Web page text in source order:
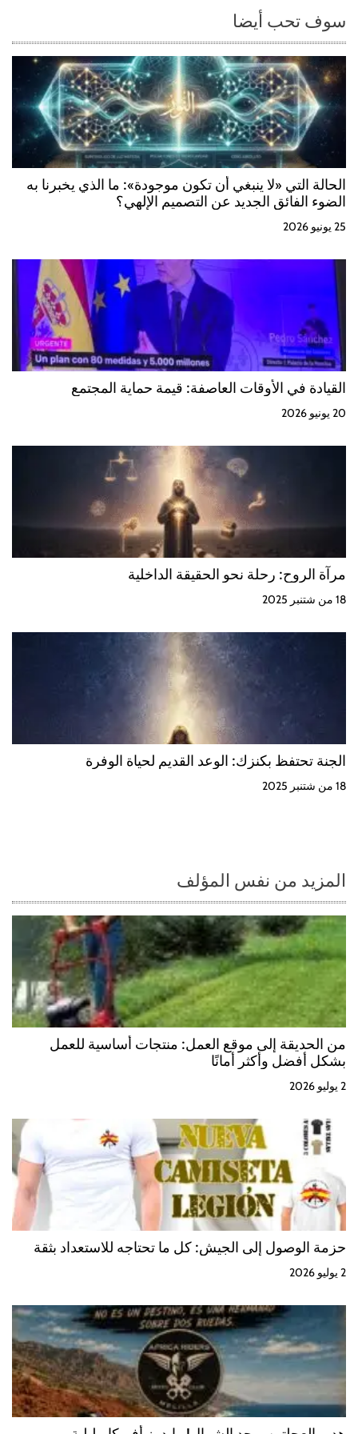
a
s
سوف تحب أيضا
الحالة التي «لا ينبغي أن تكون موجودة»: ما الذي يخبرنا به
الضوء الفائق الجديد عن التصميم الإلهي؟
25 يونيو 2026
القيادة في الأوقات العاصفة: قيمة حماية المجتمع
20 يونيو 2026
مرآة الروح: رحلة نحو الحقيقة الداخلية
18 من شتنبر 2025
الجنة تحتفظ بكنزك: الوعد القديم لحياة الوفرة
18 من شتنبر 2025
المزيد من نفس المؤلف
من الحديقة إلى موقع العمل: منتجات أساسية للعمل
بشكل أفضل وأكثر أمانًا
2 يوليو 2026
حزمة الوصول إلى الجيش: كل ما تحتاجه للاستعداد بثقة
2 يوليو 2026